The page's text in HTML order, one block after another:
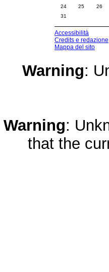
24
25 26
31
Accessibilità
Credits e redazione
Mappa del sito
Warning:
Warning:
that the